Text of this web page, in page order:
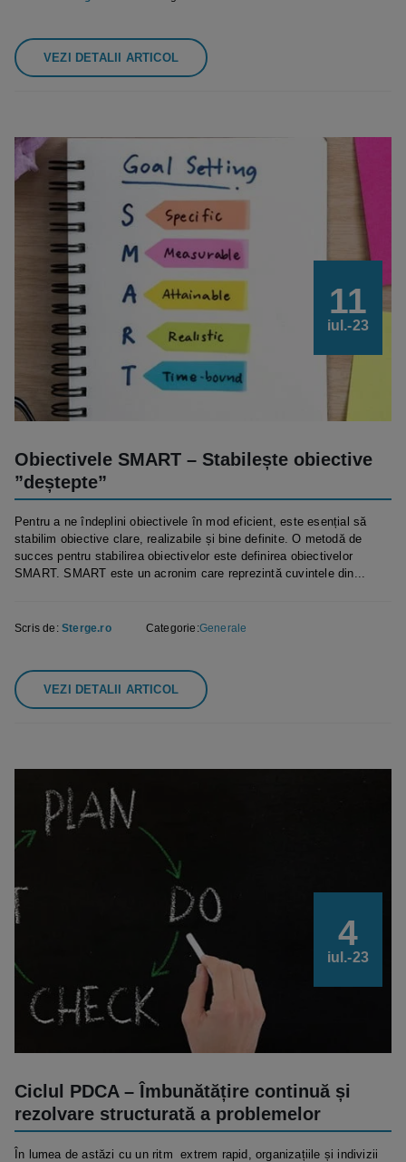
VEZI DETALII ARTICOL
11
iul.-23
Obiectivele SMART – Stabilește obiective
”deștepte”
Pentru a ne îndeplini obiectivele în mod eficient, este esențial să
stabilim obiective clare, realizabile și bine definite. O metodă de
succes pentru stabilirea obiectivelor este definirea obiectivelor
SMART. SMART este un acronim care reprezintă cuvintele din...
Scris de: Sterge.ro Categorie:Generale
VEZI DETALII ARTICOL
4
iul.-23
Ciclul PDCA – Îmbunătățire continuă și
rezolvare structurată a problemelor
În lumea de astăzi cu un ritm extrem rapid, organizațiile și indivizii